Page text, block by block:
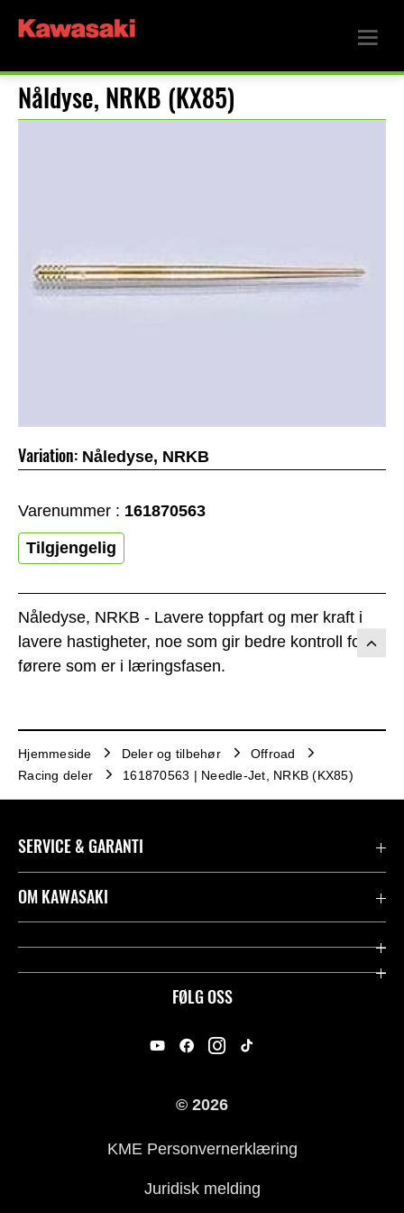
Nåldyse, NRKB (KX85)
Nåledyse, NRKB - Lavere toppfart og mer kraft i
lavere hastigheter, noe som gir bedre kontroll for
førere som er i læringsfasen.
Variation: Nåledyse, NRKB
Varenummer : 161870563
Tilgjengelig
Hjemmeside Deler og tilbehør
Offroad
Racing deler
161870563 | Needle-Jet, NRKB (KX85)
FØLG OSS
SERVICE & GARANTI
Garanti
Kontakt oss
OM KAWASAKI
Firma
© 2026
KME Personvernerklæring
Juridisk melding